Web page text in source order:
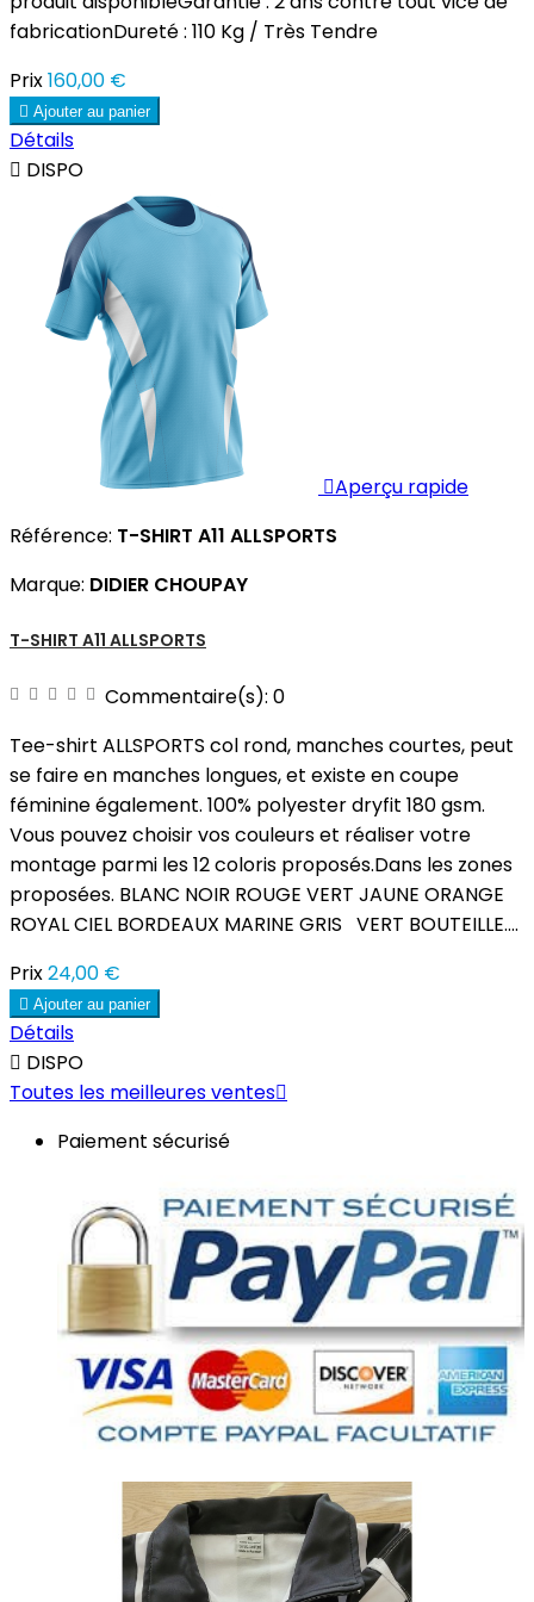
fabricationDureté : 110 Kg / Très Tendre
Prix160,00 €
 Ajouter au panier
Détails
 DISPO
Aperçu rapide
Référence: T-SHIRT A11 ALLSPORTS
Marque: DIDIER CHOUPAY
T-SHIRT A11 ALLSPORTS
Commentaire(s): 0
Tee-shirt ALLSPORTS col rond, manches courtes, peut
se faire en manches longues, et existe en coupe
féminine également. 100% polyester dryfit 180 gsm.
Vous pouvez choisir vos couleurs et réaliser votre
montage parmi les 12 coloris proposés.Dans les zones
proposées. BLANC NOIR ROUGE VERT JAUNE ORANGE
ROYAL CIEL BORDEAUX MARINE GRIS VERT BOUTEILLE....
Prix24,00 €
 Ajouter au panier
Détails
 DISPO
Toutes les meilleures ventes
Paiement sécurisé